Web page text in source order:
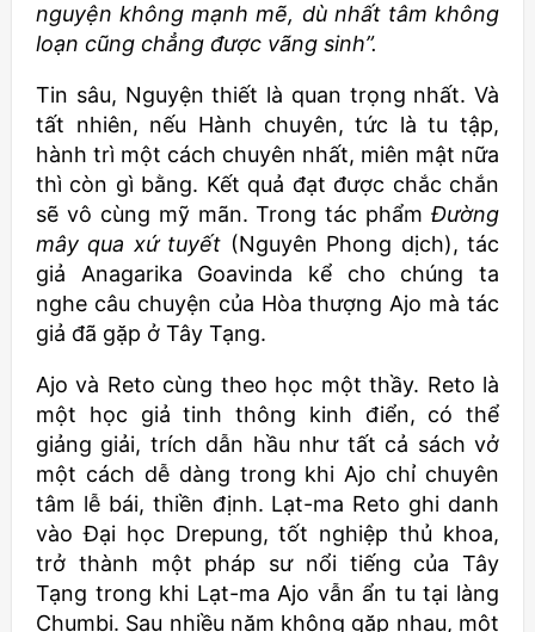
nguyện không mạnh mẽ, dù nhất tâm không
loạn cũng chẳng được vãng sinh”.
Tin sâu, Nguyện thiết là quan trọng nhất. Và
tất nhiên, nếu Hành chuyên, tức là tu tập,
hành trì một cách chuyên nhất, miên mật nữa
thì còn gì bằng. Kết quả đạt được chắc chắn
sẽ vô cùng mỹ mãn. Trong tác phẩm Đường
mây qua xứ tuyết (Nguyên Phong dịch), tác
giả Anagarika Goavinda kể cho chúng ta
nghe câu chuyện của Hòa thượng Ajo mà tác
giả đã gặp ở Tây Tạng.
Ajo và Reto cùng theo học một thầy. Reto là
một học giả tinh thông kinh điển, có thể
giảng giải, trích dẫn hầu như tất cả sách vở
một cách dễ dàng trong khi Ajo chỉ chuyên
tâm lễ bái, thiền định. Lạt-ma Reto ghi danh
vào Đại học Drepung, tốt nghiệp thủ khoa,
trở thành một pháp sư nổi tiếng của Tây
Tạng trong khi Lạt-ma Ajo vẫn ẩn tu tại làng
Chumbi. Sau nhiều năm không gặp nhau, một